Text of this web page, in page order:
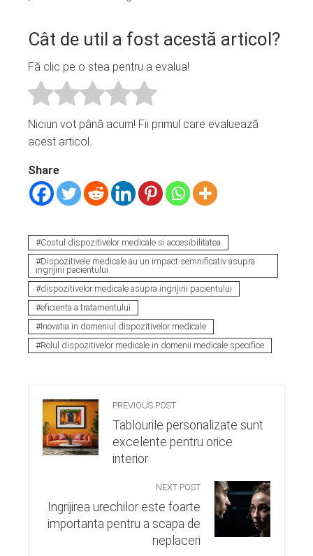
Cât de util a fost acestă articol?
Fă clic pe o stea pentru a evalua!
Niciun vot până acum! Fii primul care evaluează
acest articol.
Share
Costul dispozitivelor medicale si accesibilitatea
Dispozitivele medicale au un impact semnificativ asupra
ingrijirii pacientului
dispozitivelor medicale asupra ingrijirii pacientului
eficienta a tratamentului
Inovatia in domeniul dispozitivelor medicale
Rolul dispozitivelor medicale in domenii medicale specifice
PREVIOUS POST
Tablourile personalizate sunt
excelente pentru orice
interior
NEXT POST
Ingrijirea urechilor este foarte
importanta pentru a scapa de
neplaceri